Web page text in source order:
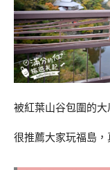
被紅葉山谷包圍的
很推薦大家玩福島